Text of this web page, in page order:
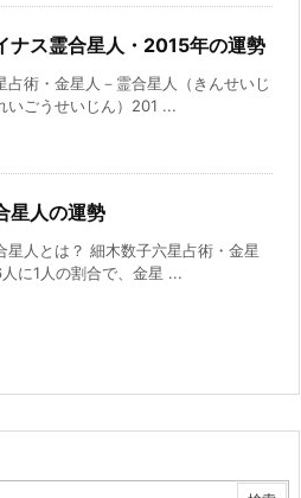
ナス霊合星人・2015年の運勢
占術・金星人－霊合星人（きんせいじ
いごうせいじん）201 ...
星人の運勢
星人とは？ 細木数子六星占術・金星
に1人の割合で、金星 ...